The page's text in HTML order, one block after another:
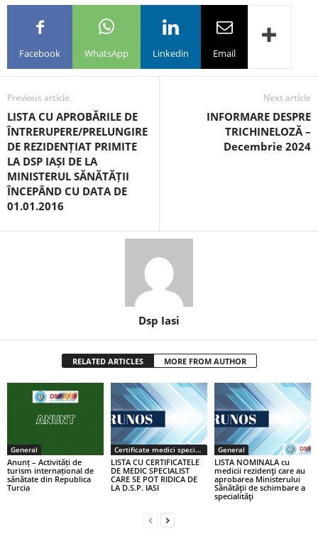
Facebook WhatsApp Linkedin Email
Previous article
LISTA CU APROBĂRILE DE
ÎNTRERUPERE/PRELUNGIRE
DE REZIDENȚIAT PRIMITE
LA DSP IAȘI DE LA
MINISTERUL SĂNĂTĂȚII
ÎNCEPÂND CU DATA DE
01.01.2016
Next article
INFORMARE DESPRE
TRICHINELOZĂ –
Decembrie 2024
Dsp Iasi
RELATED ARTICLES MORE FROM AUTHOR
General
Anunț – Activități de
turism internațional de
sănătate din Republica
Turcia
Certificate medici specialiști / primari
LISTA CU CERTIFICATELE
DE MEDIC SPECIALIST
CARE SE POT RIDICA DE
LA D.S.P. IASI
General
LISTA NOMINALA cu
medicii rezidenţi care au
aprobarea Ministerului
Sănătăţii de schimbare a
specialităţi